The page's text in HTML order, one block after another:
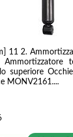
11 2.
superiore
MONV2161....